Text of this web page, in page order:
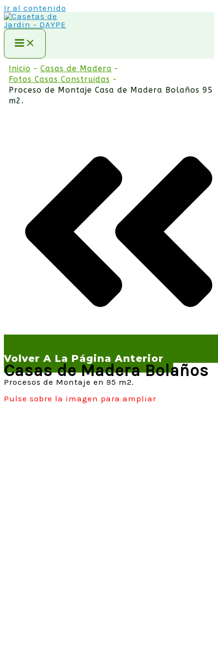
Ir al contenido
Inicio
Casas de Madera
Fotos Casas Construidas
Proceso de Montaje Casa de Madera Bolaños 95
m2.
Volver A La Página Anterior
Casas de Madera Bolaños
Procesos de Montaje en 95 m2.
Pulse sobre la imagen para ampliar